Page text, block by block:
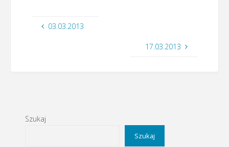
03.03.2013
17.03.2013
Szukaj
Szukaj